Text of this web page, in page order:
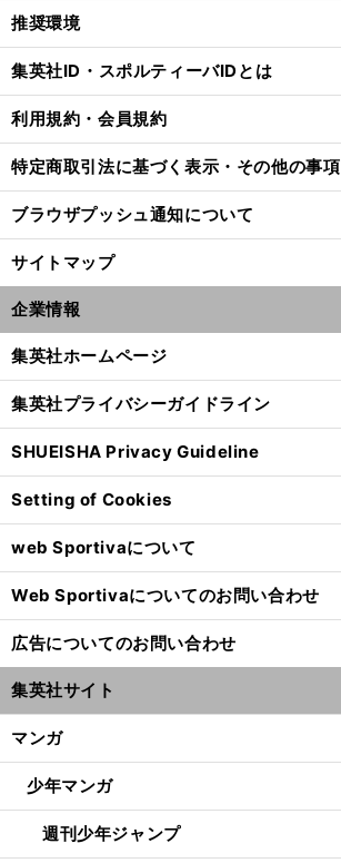
、
。
推奨環境
集英社ID・スポルティーバIDとは
利用規約・会員規約
特定商取引法に基づく表示・その他の事項
ブラウザプッシュ通知について
サイトマップ
企業情報
集英社ホームページ
集英社プライバシーガイドライン
SHUEISHA Privacy Guideline
Setting of Cookies
web Sportivaについて
Web Sportivaについてのお問い合わせ
広告についてのお問い合わせ
集英社サイト
マンガ
少年マンガ
週刊少年ジャンプ